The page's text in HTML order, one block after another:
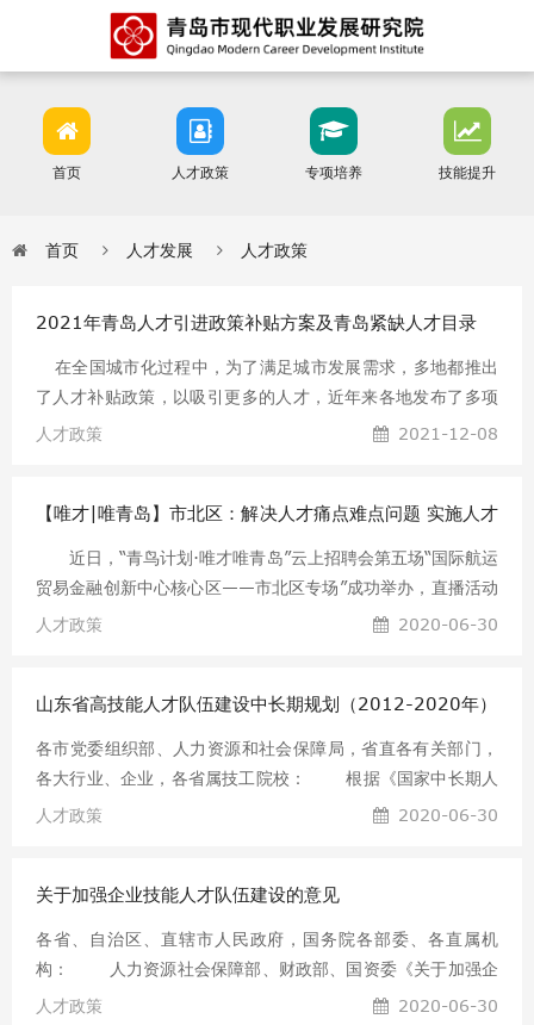
首页 人才政策 专项培养 技能提升
首页 人才发展 人才政策
2021年青岛人才引进政策补贴方案及青岛紧缺人才目录
在全国城市化过程中，为了满足城市发展需求，多地都推出
了人才补贴政策，以吸引更多的人才，近年来各地发布了多项
政策，从各方面对各地人才敞开大门，那么2018年青岛人才引
市政府印发《关于实施人才支撑新旧动能转换五大工程的意
见》。重点围绕我市20大产业领域，加大人才集聚力度，利用
5年时间集聚100万优秀人才。 2018年青岛人才引进政策补贴
⊙为来青在站博士后2年内发放12万元生活及住房补贴;将出站
人才政策 2021-12-08
【唯才|唯青岛】市北区：解决人才痛点难点问题 实施人才
高地建设六大工程
近日，“青鸟计划·唯才唯青岛”云上招聘会第五场“国际航运
贸易金融创新中心核心区——市北区专场”成功举办，直播活动
中市北区首次发布了人才新政《关于实施国际航运贸易金融创
才的实际需求，坚持平台思维、生态思维、市场思维，提出实
施产业人才支撑、创业精英引领、本土人才培育、市场化招
引、青年人才集聚、人才服务保障六大工程，进一步解决人才
融创新中心核心区人才高地。 出台高层次人才认定办法 人才政
一、门槛过高等原因
人才政策 2020-06-30
山东省高技能人才队伍建设中长期规划（2012-2020年）
各市党委组织部、人力资源和社会保障局，省直各有关部门，
各大行业、企业，各省属技工院校： 根据《国家中长期人
才发展规划纲要（2010—2020年）》、《高技能人才队伍建
伍建设中长期规划（2012—2020年）》（以下简称《高技能
人才规划》）。经省人才工作领导小组同意，现印发给你们，
请结合实际认真贯彻执行。 要坚持党管人才的原则，树
工作的重要组成部分，放在人才工作的突出位置抓实抓好。要
人才政策 2020-06-30
关于加强企业技能人才队伍建设的意见
各省、自治区、直辖市人民政府，国务院各部委、各直属机
构： 人力资源社会保障部、财政部、国资委《关于加强企
业技能人才队伍建设的意见》已经国务院同意，现转发给你
人才政策 2020-06-30